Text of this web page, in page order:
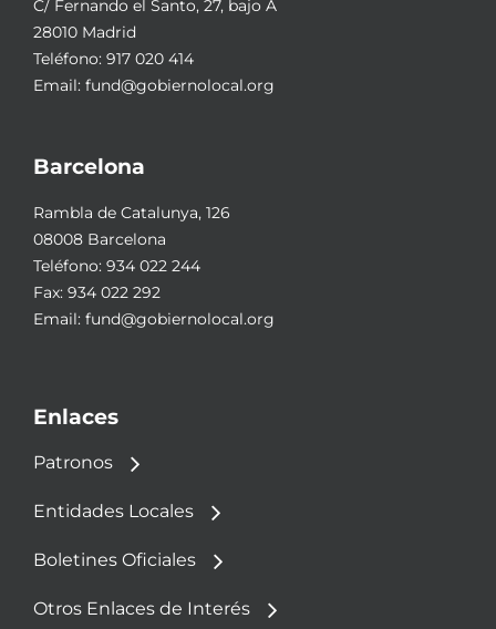
C/ Fernando el Santo, 27, bajo A
28010 Madrid
Teléfono: 917 020 414
Email: fund@gobiernolocal.org
Barcelona
Rambla de Catalunya, 126
08008 Barcelona
Teléfono: 934 022 244
Fax: 934 022 292
Email: fund@gobiernolocal.org
Enlaces
Patronos
Entidades Locales
Boletines Oficiales
Otros Enlaces de Interés